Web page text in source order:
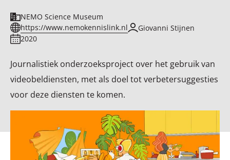
NEMO Science Museum
https://www.nemokennislink.nl
Giovanni Stijnen
2020
Journalistiek onderzoeksproject over het gebruik van
videobeldiensten, met als doel tot verbetersuggesties
voor deze diensten te komen.